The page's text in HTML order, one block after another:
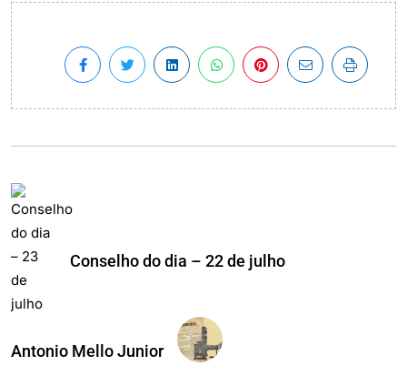
Conselho do dia – 22 de julho
Antonio Mello Junior